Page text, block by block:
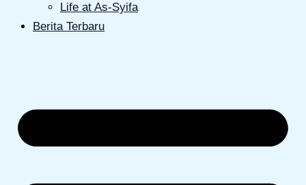
Life at As-Syifa
Berita Terbaru